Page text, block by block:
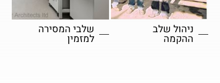
ניהול שלב
ההקמה
שלבי המסירה
למזמין